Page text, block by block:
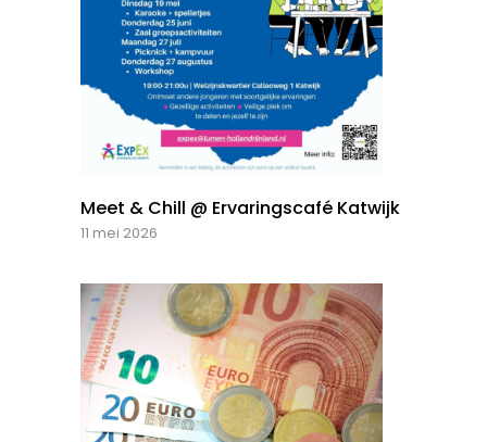
Meet & Chill @ Ervaringscafé Katwijk
11 mei 2026